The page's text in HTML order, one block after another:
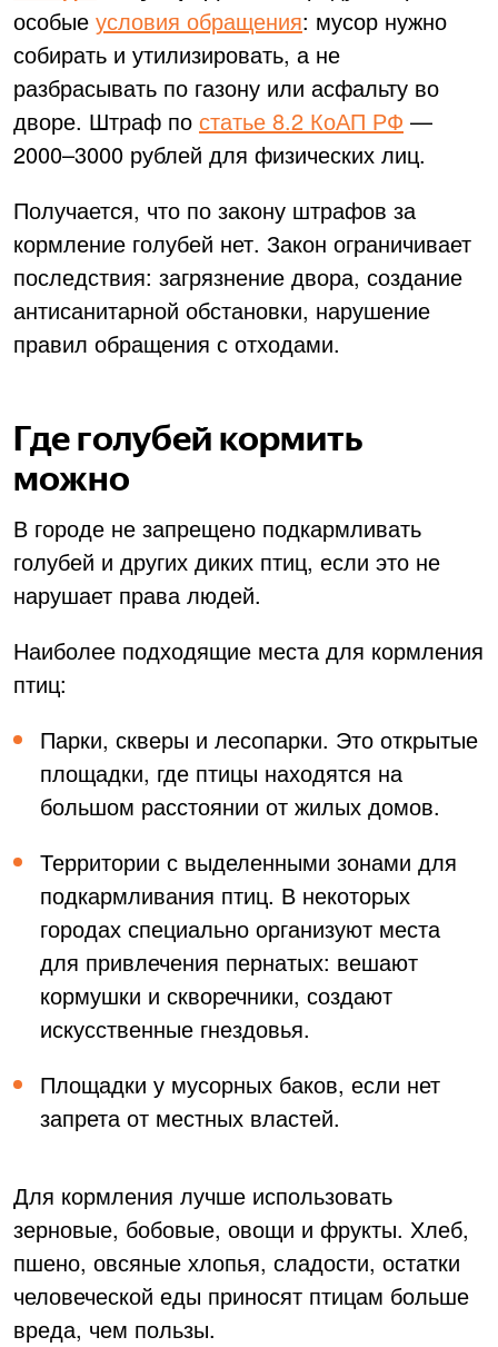
особые условия обращения: мусор нужно
собирать и утилизировать, а не
разбрасывать по газону или асфальту во
дворе. Штраф по статье 8.2 КоАП РФ —
2000–3000 рублей для физических лиц.
Получается, что по закону штрафов за
кормление голубей нет. Закон ограничивает
последствия: загрязнение двора, создание
антисанитарной обстановки, нарушение
правил обращения с отходами.
Где голубей кормить
можно
В городе не запрещено подкармливать
голубей и других диких птиц, если это не
нарушает права людей.
Наиболее подходящие места для кормления
птиц:
Парки, скверы и лесопарки. Это открытые
площадки, где птицы находятся на
большом расстоянии от жилых домов.
Территории с выделенными зонами для
подкармливания птиц. В некоторых
городах специально организуют места
для привлечения пернатых: вешают
кормушки и скворечники, создают
искусственные гнездовья.
Площадки у мусорных баков, если нет
запрета от местных властей.
Для кормления лучше использовать
зерновые, бобовые, овощи и фрукты. Хлеб,
пшено, овсяные хлопья, сладости, остатки
человеческой еды приносят птицам больше
вреда, чем пользы.